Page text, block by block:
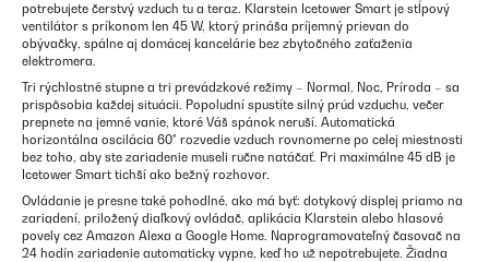
potrebujete čerstvý vzduch tu a teraz. Klarstein Icetower Smart je stĺpový
ventilátor s príkonom len 45 W, ktorý prináša príjemný prievan do
obývačky, spálne aj domácej kancelárie bez zbytočného zaťaženia
elektromera.
Tri rýchlostné stupne a tri prevádzkové režimy – Normal, Noc, Príroda – sa
prispôsobia každej situácii. Popoludní spustíte silný prúd vzduchu, večer
prepnete na jemné vanie, ktoré Váš spánok neruší. Automatická
horizontálna oscilácia 60° rozvedie vzduch rovnomerne po celej miestnosti
bez toho, aby ste zariadenie museli ručne natáčať. Pri maximálne 45 dB je
Icetower Smart tichší ako bežný rozhovor.
Ovládanie je presne také pohodlné, ako má byť: dotykový displej priamo na
zariadení, priložený diaľkový ovládač, aplikácia Klarstein alebo hlasové
povely cez Amazon Alexa a Google Home. Naprogramovateľný časovač na
24 hodín zariadenie automaticky vypne, keď ho už nepotrebujete. Žiadna